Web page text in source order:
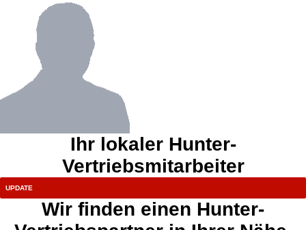
Ihr lokaler Hunter-
Vertriebsmitarbeiter
Wir finden einen Hunter-